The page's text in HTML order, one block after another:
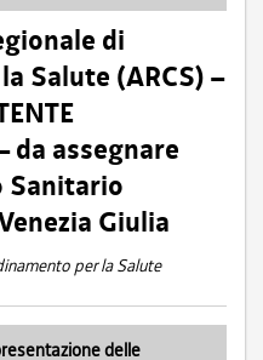
di
Salute (ARCS) –
da assegnare
Sanitario
Giulia
per la Salute
delle